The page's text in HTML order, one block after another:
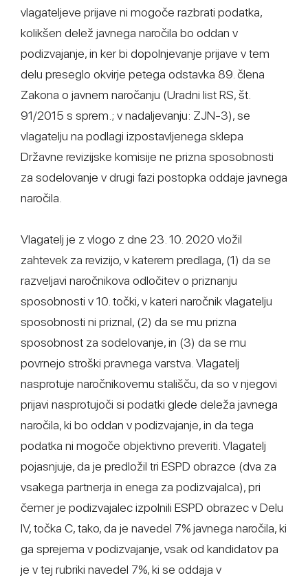
vlagateljeve prijave ni mogoče razbrati podatka,
kolikšen delež javnega naročila bo oddan v
podizvajanje, in ker bi dopolnjevanje prijave v tem
delu preseglo okvirje petega odstavka 89. člena
Zakona o javnem naročanju (Uradni list RS, št.
91/2015 s sprem.; v nadaljevanju: ZJN-3), se
vlagatelju na podlagi izpostavljenega sklepa
Državne revizijske komisije ne prizna sposobnosti
za sodelovanje v drugi fazi postopka oddaje javnega
naročila.
Vlagatelj je z vlogo z dne 23. 10. 2020 vložil
zahtevek za revizijo, v katerem predlaga, (1) da se
razveljavi naročnikova odločitev o priznanju
sposobnosti v 10. točki, v kateri naročnik vlagatelju
sposobnosti ni priznal, (2) da se mu prizna
sposobnost za sodelovanje, in (3) da se mu
povrnejo stroški pravnega varstva. Vlagatelj
nasprotuje naročnikovemu stališču, da so v njegovi
prijavi nasprotujoči si podatki glede deleža javnega
naročila, ki bo oddan v podizvajanje, in da tega
podatka ni mogoče objektivno preveriti. Vlagatelj
pojasnjuje, da je predložil tri ESPD obrazce (dva za
vsakega partnerja in enega za podizvajalca), pri
čemer je podizvajalec izpolnili ESPD obrazec v Delu
IV, točka C, tako, da je navedel 7% javnega naročila, ki
ga sprejema v podizvajanje, vsak od kandidatov pa
je v tej rubriki navedel 7%, ki se oddaja v